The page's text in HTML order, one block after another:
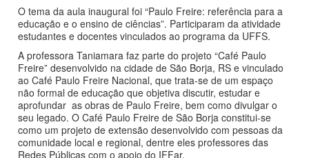
O tema da aula inaugural foi “Paulo Freire: referência para a
educação e o ensino de ciências”. Participaram da atividade
estudantes e docentes vinculados ao programa da UFFS.
A professora Taniamara faz parte do projeto “Café Paulo
Freire” desenvolvido na cidade de São Borja, RS e vinculado
ao Café Paulo Freire Nacional, que trata-se de um espaço
não formal de educação que objetiva discutir, estudar e
aprofundar as obras de Paulo Freire, bem como divulgar o
seu legado. O Café Paulo Freire de São Borja constitui-se
como um projeto de extensão desenvolvido com pessoas da
comunidade local e regional, dentre eles professores das
Redes Públicas com o apoio do IFFar.